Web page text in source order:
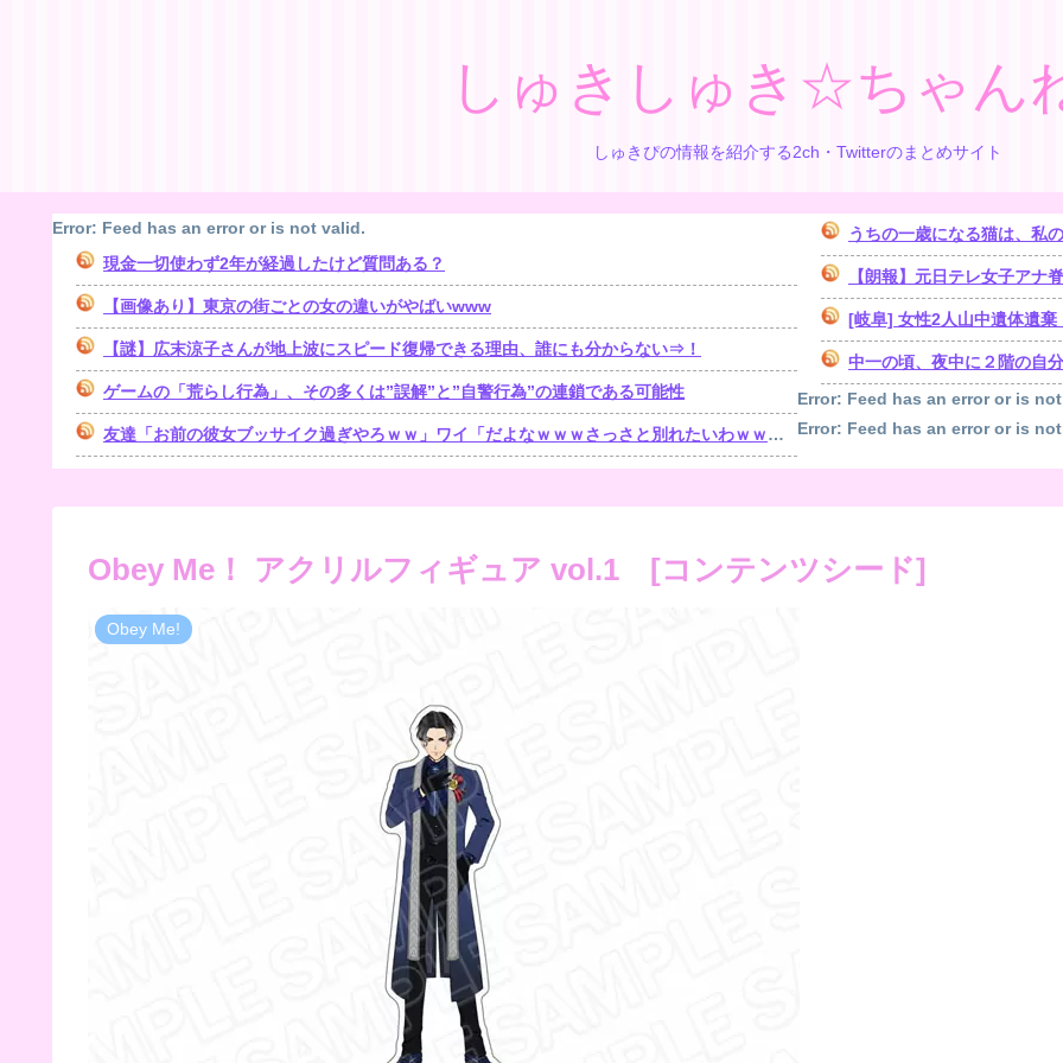
しゅきしゅき☆ちゃん
しゅきぴの情報を紹介する2ch・Twitterのまとめサイト
Error: Feed has an error or is not valid.
現金一切使わず2年が経過したけど質問ある？
【画像あり】東京の街ごとの女の違いがやばいwww
【謎】広末涼子さんが地上波にスピード復帰できる理由、誰にも分からない⇒！
ゲームの「荒らし行為」、その多くは”誤解”と”自警行為”の連鎖である可能性
友達「お前の彼女ブッサイク過ぎやろｗｗ」ワイ「だよなｗｗｗさっさと別れたいわｗｗｗ」
うちの一歳になる猫は、私の
【朗報】元日テレ女子アナ
[岐阜] 女性2人山中遺体遺棄
中一の頃、夜中に２階の自分の
Error: Feed has an error or is
Error: Feed has an error or is
Obey Me！ アクリルフィギュア vol.1 [コンテンツシード]
Obey Me!